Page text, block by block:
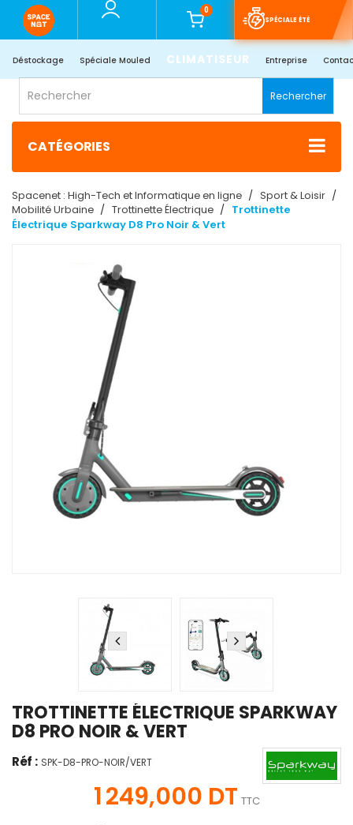
0
SPÉCIALE ÉTÉ
Déstockage Spéciale Mouled CLIMATISEUR Entreprise
Rechercher
CATÉGORIES
Spacenet : High-Tech et Informatique en ligne
Sport & Loisir
Mobilité Urbaine
‎Trottinette Électrique
Trottinette
Électrique Sparkway D8 Pro Noir & Vert
TROTTINETTE ÉLECTRIQUE SPARKWAY
D8 PRO NOIR & VERT
Réf : SPK-D8-PRO-NOIR/VERT
1 249,000 DT TTC